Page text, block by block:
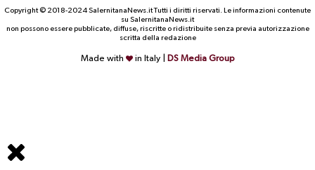
Copyright © 2018-2024 SalernitanaNews.it Tutti i diritti riservati. Le informazioni contenute
su SalernitanaNews.it
non possono essere pubblicate, diffuse, riscritte o ridistribuite senza previa autorizzazione
scritta della redazione
Made with in Italy | DS Media Group